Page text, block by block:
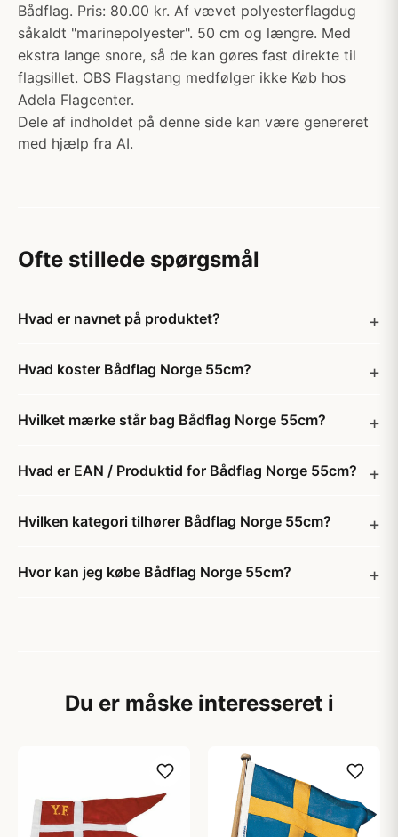
Bådflag. Pris: 80.00 kr. Af vævet polyesterflagdug
såkaldt "marinepolyester". 50 cm og længre. Med
ekstra lange snore, så de kan gøres fast direkte til
flagsillet. OBS Flagstang medfølger ikke Køb hos
Adela Flagcenter.
Dele af indholdet på denne side kan være genereret
med hjælp fra AI.
Ofte stillede spørgsmål
Hvad er navnet på produktet?
Hvad koster Bådflag Norge 55cm?
Hvilket mærke står bag Bådflag Norge 55cm?
Hvad er EAN / Produktid for Bådflag Norge 55cm?
Hvilken kategori tilhører Bådflag Norge 55cm?
Hvor kan jeg købe Bådflag Norge 55cm?
Du er måske interesseret i